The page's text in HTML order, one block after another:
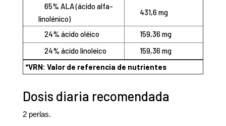
65% ALA (ácido alfa-
linolénico)
431,6 mg
24% ácido oléico
159,36 mg
24% ácido linoleico
159,36 mg
*VRN: Valor de referencia de nutrientes
Dosis diaria recomendada
2 perlas.